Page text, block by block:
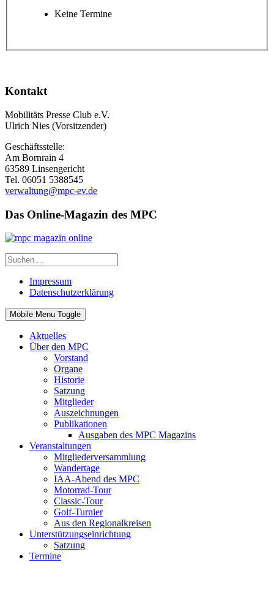
Keine Termine
Kontakt
Mobilitäts Presse Club e.V.
Ulrich Nies (Vorsitzender)
Geschäftsstelle:
Am Bornrain 4
63589 Linsengericht
Tel. 06051 5388545
verwaltung@mpc-ev.de
Das Online-Magazin des MPC
Impressum
Datenschutzerklärung
Mobile Menu Toggle
Aktuelles
Über den MPC
Vorstand
Organe
Historie
Satzung
Mitglieder
Auszeichnungen
Publikationen
Ausgaben des MPC Magazins
Veranstaltungen
Mitgliederversammlung
Wandertage
IAA-Abend des MPC
Motorrad-Tour
Classic-Tour
Golf-Turnier
Aus den Regionalkreisen
Unterstützungseinrichtung
Satzung
Termine